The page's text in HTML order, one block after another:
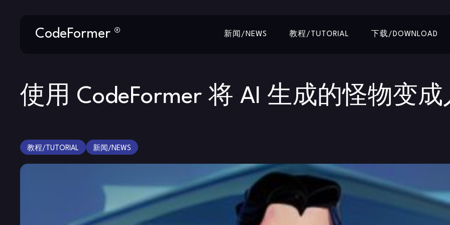
CodeFormer ® 新闻/NEWS 教程/TUTORIAL 下载/DOWNLOAD
使用 CodeFormer 将 AI 生成的怪物变
教程/TUTORIAL 新闻/NEWS